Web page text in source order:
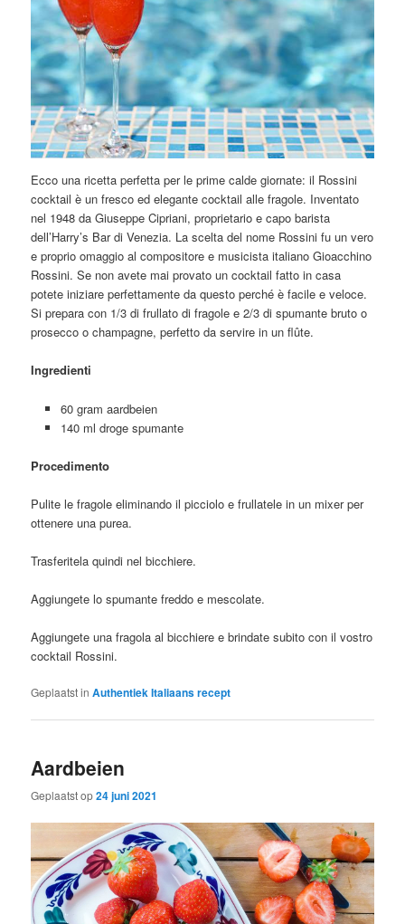
Ecco una ricetta perfetta per le prime calde giornate: il Rossini
cocktail è un fresco ed elegante cocktail alle fragole. Inventato
nel 1948 da Giuseppe Cipriani, proprietario e capo barista
dell’Harry’s Bar di Venezia. La scelta del nome Rossini fu un vero
e proprio omaggio al compositore e musicista italiano Gioacchino
Rossini. Se non avete mai provato un cocktail fatto in casa
potete iniziare perfettamente da questo perché è facile e veloce.
Si prepara con 1/3 di frullato di fragole e 2/3 di spumante bruto o
prosecco o champagne, perfetto da servire in un flûte.
Ingredienti
60 gram aardbeien
140 ml droge spumante
Procedimento
Pulite le fragole eliminando il picciolo e frullatele in un mixer per
ottenere una purea.
Trasferitela quindi nel bicchiere.
Aggiungete lo spumante freddo e mescolate.
Aggiungete una fragola al bicchiere e brindate subito con il vostro
cocktail Rossini.
Geplaatst in Authentiek Italiaans recept
Aardbeien
Geplaatst op24 juni 2021